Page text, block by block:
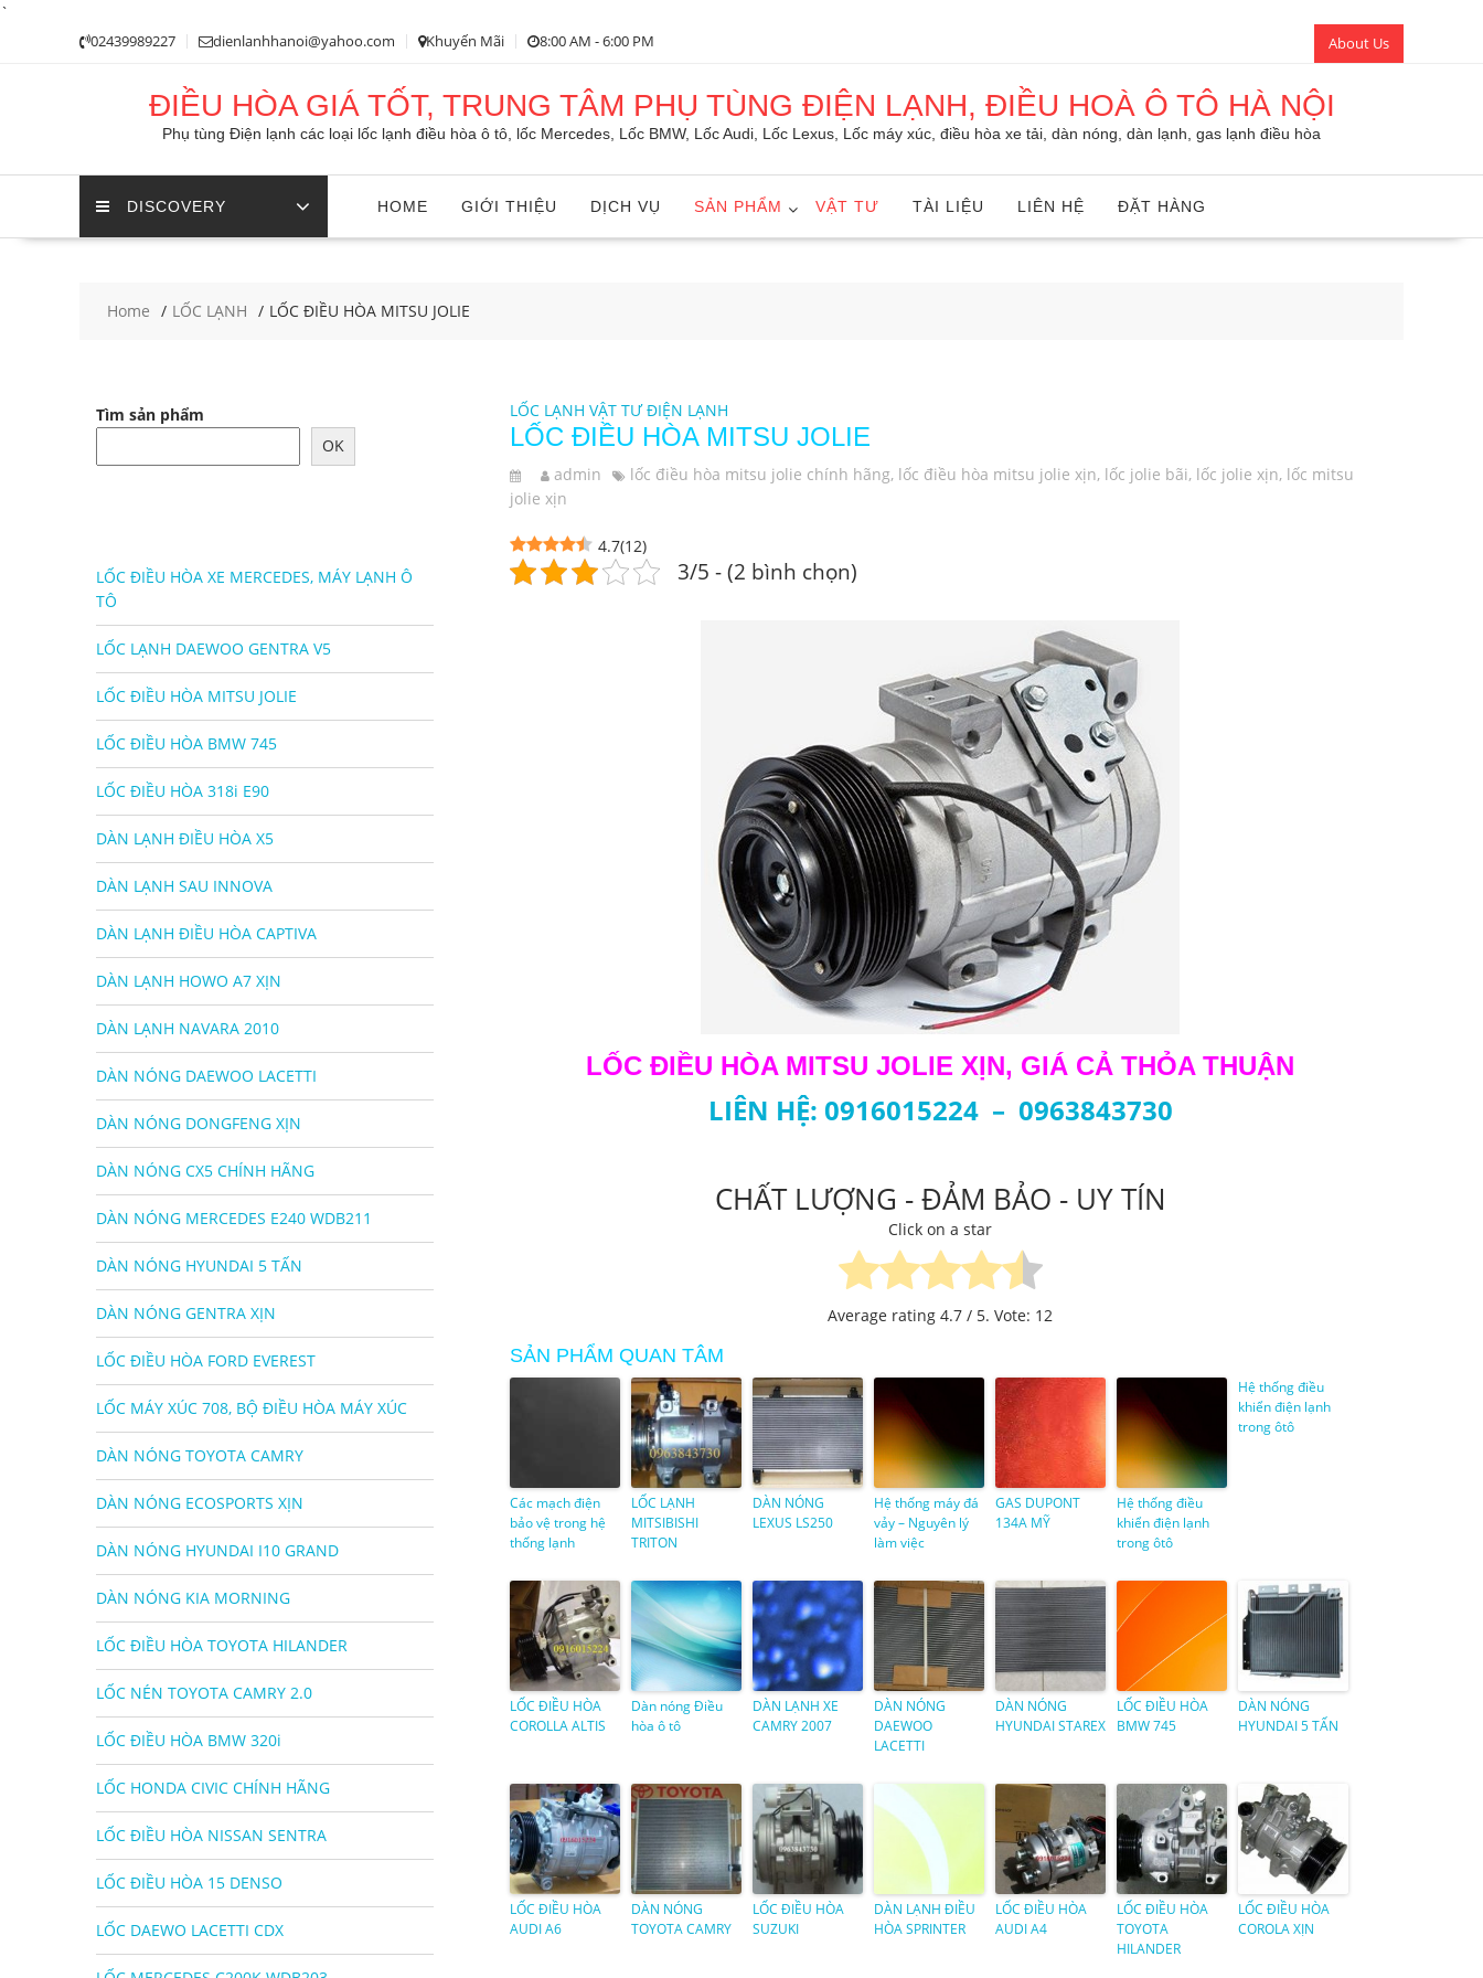
`
02439989227 dienlanhhanoi@yahoo.com Khuyến Mãi 8:00 AM - 6:00 PM About Us
ĐIỀU HÒA GIÁ TỐT, TRUNG TÂM PHỤ TÙNG ĐIỆN LẠNH, ĐIỀU HOÀ Ô TÔ HÀ NỘI
Phụ tùng Điện lạnh các loại lốc lạnh điều hòa ô tô, lốc Mercedes, Lốc BMW, Lốc Audi, Lốc Lexus, Lốc máy xúc, điều hòa xe tải, dàn nóng, dàn lạnh, gas lạnh điều hòa
DISCOVERY HOME GIỚI THIỆU DỊCH VỤ SẢN PHẨM VẬT TƯ TÀI LIỆU LIÊN HỆ ĐẶT HÀNG
Home LỐC LẠNH LỐC ĐIỀU HÒA MITSU JOLIE
LỐC LẠNH VẬT TƯ ĐIỆN LẠNH
LỐC ĐIỀU HÒA MITSU JOLIE
admin lốc điều hòa mitsu jolie chính hãng, lốc điều hòa mitsu jolie xịn, lốc jolie bãi, lốc jolie xịn, lốc mitsu
jolie xịn
4.7(12)
3/5 - (2 bình chọn)
LỐC ĐIỀU HÒA MITSU JOLIE XỊN, GIÁ CẢ THỎA THUẬN
LIÊN HỆ: 0916015224 – 0963843730
CHẤT LƯỢNG - ĐẢM BẢO - UY TÍN
Click on a star
Average rating 4.7 / 5. Vote: 12
SẢN PHẨM QUAN TÂM
Các mạch điện
bảo vệ trong hệ
thống lạnh
LỐC LẠNH
MITSIBISHI
TRITON
DÀN NÓNG
LEXUS LS250
Hệ thống máy đá
vảy – Nguyên lý
làm việc
GAS DUPONT
134A MỸ
Hệ thống điều
khiển điện lạnh
trong ôtô
Hệ thống điều
khiển điện lạnh
trong ôtô
LỐC ĐIỀU HÒA
COROLLA ALTIS
Dàn nóng Điều
hòa ô tô
DÀN LẠNH XE
CAMRY 2007
DÀN NÓNG
DAEWOO
LACETTI
DÀN NÓNG
HYUNDAI STAREX
LỐC ĐIỀU HÒA
BMW 745
DÀN NÓNG
HYUNDAI 5 TẤN
LỐC ĐIỀU HÒA
AUDI A6
DÀN NÓNG
TOYOTA CAMRY
LỐC ĐIỀU HÒA
SUZUKI
DÀN LẠNH ĐIỀU
HÒA SPRINTER
LỐC ĐIỀU HÒA
AUDI A4
LỐC ĐIỀU HÒA
TOYOTA
HILANDER
LỐC ĐIỀU HÒA
COROLA XỊN
Tìm sản phẩm
OK
LỐC ĐIỀU HÒA XE MERCEDES, MÁY LẠNH Ô
TÔ
LỐC LẠNH DAEWOO GENTRA V5
LỐC ĐIỀU HÒA MITSU JOLIE
LỐC ĐIỀU HÒA BMW 745
LỐC ĐIỀU HÒA 318i E90
DÀN LẠNH ĐIỀU HÒA X5
DÀN LẠNH SAU INNOVA
DÀN LẠNH ĐIỀU HÒA CAPTIVA
DÀN LẠNH HOWO A7 XỊN
DÀN LẠNH NAVARA 2010
DÀN NÓNG DAEWOO LACETTI
DÀN NÓNG DONGFENG XỊN
DÀN NÓNG CX5 CHÍNH HÃNG
DÀN NÓNG MERCEDES E240 WDB211
DÀN NÓNG HYUNDAI 5 TẤN
DÀN NÓNG GENTRA XỊN
LỐC ĐIỀU HÒA FORD EVEREST
LỐC MÁY XÚC 708, BỘ ĐIỀU HÒA MÁY XÚC
DÀN NÓNG TOYOTA CAMRY
DÀN NÓNG ECOSPORTS XỊN
DÀN NÓNG HYUNDAI I10 GRAND
DÀN NÓNG KIA MORNING
LỐC ĐIỀU HÒA TOYOTA HILANDER
LỐC NÉN TOYOTA CAMRY 2.0
LỐC ĐIỀU HÒA BMW 320i
LỐC HONDA CIVIC CHÍNH HÃNG
LỐC ĐIỀU HÒA NISSAN SENTRA
LỐC ĐIỀU HÒA 15 DENSO
LỐC DAEWO LACETTI CDX